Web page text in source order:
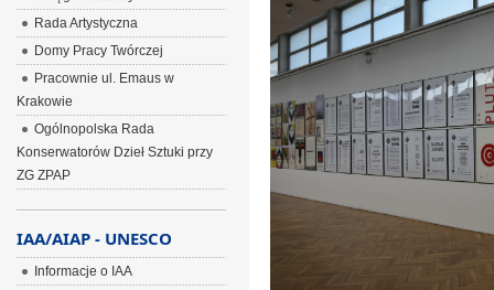
Rada Artystyczna
Domy Pracy Twórczej
Pracownie ul. Emaus w
Krakowie
Ogólnopolska Rada
Konserwatorów Dzieł Sztuki przy
ZG ZPAP
IAA/AIAP - UNESCO
Informacje o IAA